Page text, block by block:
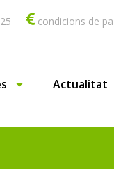
condicions de
Actualitat